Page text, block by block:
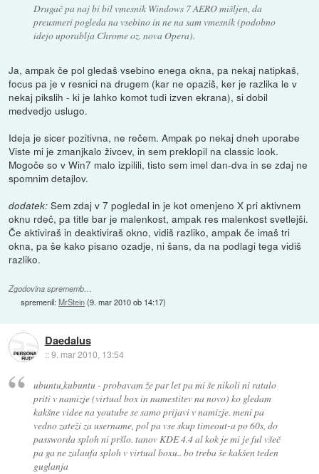
Drugač pa naj bi bil vmesnik Windows 7 AERO mišljen, da
preusmeri pogleda na vsebino in ne na sam vmesnik (podobno
idejo uporablja Chrome oz. nova Opera).
Ja, ampak če pol gledaš vsebino enega okna, pa nekaj natipkaš,
focus pa je v resnici na drugem (kar ne opaziš, ker je razlika le v
nekaj pikslih - ki je lahko komot tudi izven ekrana), si dobil
medvedjo uslugo.
Ideja je sicer pozitivna, ne rečem. Ampak po nekaj dneh uporabe
Viste mi je zmanjkalo živcev, in sem preklopil na classic look.
Mogoče so v Win7 malo izpilili, tisto sem imel dan-dva in se zdaj ne
spomnim detajlov.
dodatek: Sem zdaj v 7 pogledal in je kot omenjeno X pri aktivnem
oknu rdeč, pa title bar je malenkost, ampak res malenkost svetlejši.
Če aktiviraš in deaktiviraš okno, vidiš razliko, ampak če imaš tri
okna, pa še kako pisano ozadje, ni šans, da na podlagi tega vidiš
razliko.
Zgodovina sprememb…
spremenil:MrStein(9. mar 2010 ob 14:17)
Daedalus
::9. mar 2010, 13:54
ubuntu,kubuntu - probavam že par let pa mi še nikoli ni ratalo
priti v namizje (virtual box in namestitev na novo) ko gledam
kakšne videe na youtube se samo prijavi v namizje. meni pa
vedno zateži za username, pol pa vse skup timeout-a po 60s, do
passworda sploh ni pršlo. tanov KDE 4.4 al kok je mi je ful všeč
pa ga ne zalaufa sploh v virtual boxu.. bo treba še kakšen teden
guglanja